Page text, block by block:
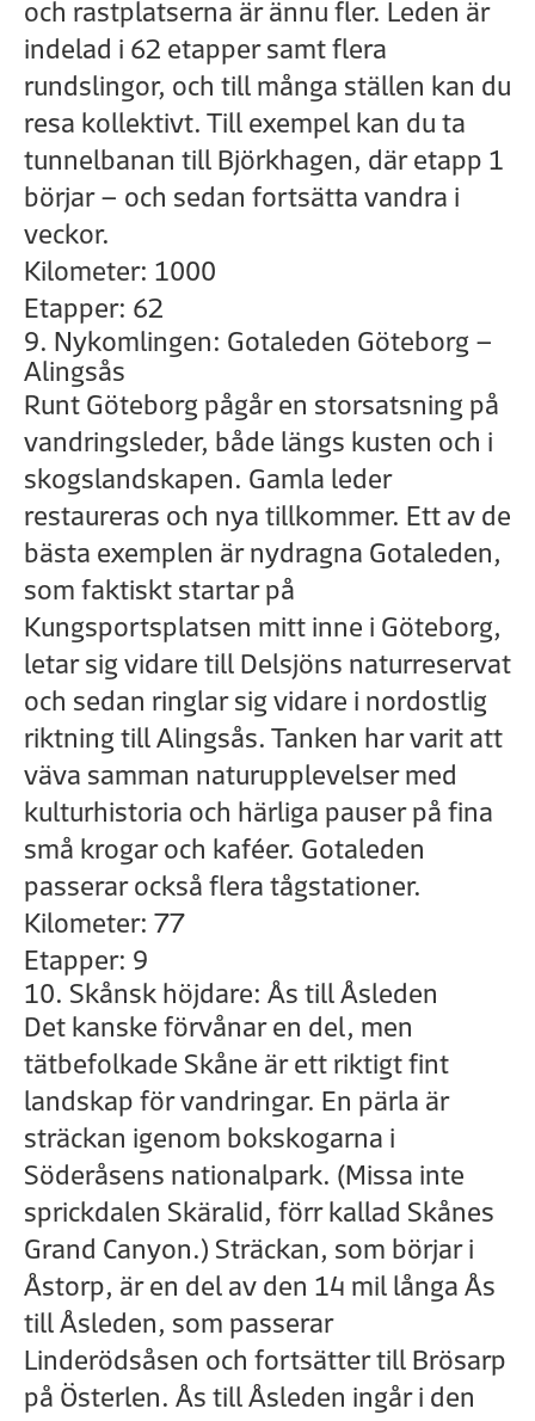
och rastplatserna är ännu fler. Leden är
indelad i 62 etapper samt flera
rundslingor, och till många ställen kan du
resa kollektivt. Till exempel kan du ta
tunnelbanan till Björkhagen, där etapp 1
börjar – och sedan fortsätta vandra i
veckor.
Kilometer: 1000
Etapper: 62
9. Nykomlingen: Gotaleden Göteborg –
Alingsås
Runt Göteborg pågår en storsatsning på
vandringsleder, både längs kusten och i
skogslandskapen. Gamla leder
restaureras och nya tillkommer. Ett av de
bästa exemplen är nydragna Gotaleden,
som faktiskt startar på
Kungsportsplatsen mitt inne i Göteborg,
letar sig vidare till Delsjöns naturreservat
och sedan ringlar sig vidare i nordostlig
riktning till Alingsås. Tanken har varit att
väva samman naturupplevelser med
kulturhistoria och härliga pauser på fina
små krogar och kaféer. Gotaleden
passerar också flera tågstationer.
Kilometer: 77
Etapper: 9
10. Skånsk höjdare: Ås till Åsleden
Det kanske förvånar en del, men
tätbefolkade Skåne är ett riktigt fint
landskap för vandringar. En pärla är
sträckan igenom bokskogarna i
Söderåsens nationalpark. (Missa inte
sprickdalen Skäralid, förr kallad Skånes
Grand Canyon.) Sträckan, som börjar i
Åstorp, är en del av den 14 mil långa Ås
till Åsleden, som passerar
Linderödsåsen och fortsätter till Brösarp
på Österlen. Ås till Åsleden ingår i den